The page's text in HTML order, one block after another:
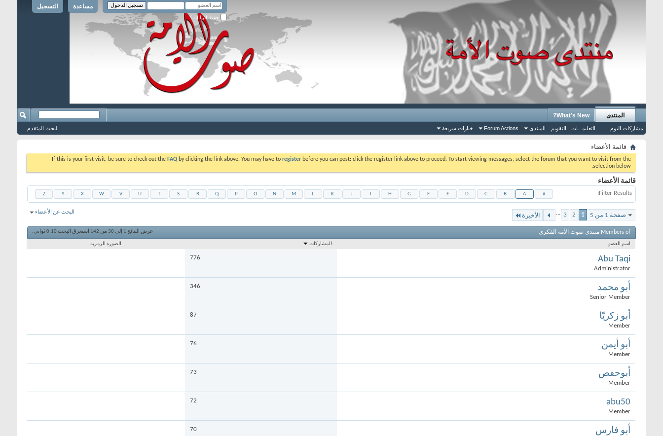
التسجيل مساعدة
حفظ البيانات؟
المنتدى
مشاركات اليوم التعليمـــات التقويم المنتدى Forum Actions خيارات سريعة
What's New?
البحث المتقدم
قائمة الأعضاء
If this is your first visit, be sure to check out the FAQ by clicking the link above. You may have to register before you can post: click the register link above to proceed. To start viewing messages, select the forum that you want to visit from the
selection below.
قائمة الأعضاء
Filter Results
#
A
B
C
D
E
F
G
H
J
K
L
M
N
O
P
Q
R
S
T
U
V
W
X
Y
Z
صفحة 1 من 5 1
2
3
... الأخيرة
البحث عن الأعضاء
عرض النتائج 1 إلى 30 من 142 استغرق البحث0.10ثواني. Members of منتدى صوت الأمة الفكري
اسم العضو المشاركات الصورة الرمزية
Abu Taqi
Administrator
776
أبو محمد
Senior Member
346
أبو زكريّا
Member
87
أبو أيمن
Member
76
أبوحفص
Member
73
abu50
Member
72
أبو فارس 70